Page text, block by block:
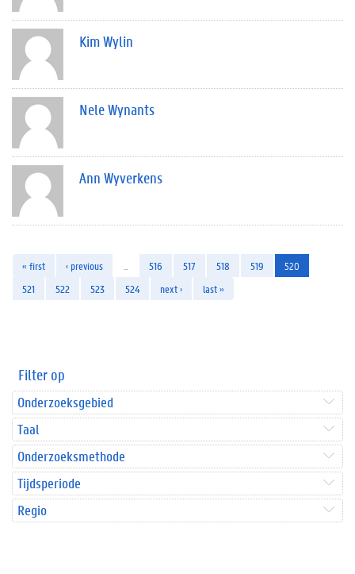
Kim Wylin
Nele Wynants
Ann Wyverkens
« first ‹ previous 516 517 518 519
520
521
522 523 524 next › last »
Filter op
Onderzoeksgebied
Taal
Onderzoeksmethode
Tijdsperiode
Regio